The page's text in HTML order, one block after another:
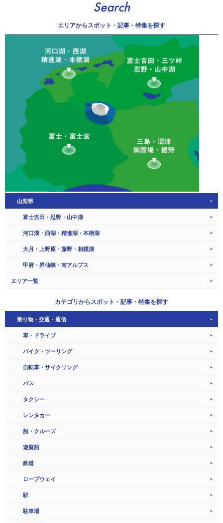
Search
エリアからスポット・記事・特集を探す
山梨県
富士吉田・忍野・山中湖
河口湖・西湖・精進湖・本栖湖
大月・上野原・藤野・相模湖
甲府・昇仙峡・南アルプス
エリア一覧
カテゴリからスポット・記事・特集を探す
乗り物・交通・通信
車・ドライブ
バイク・ツーリング
自転車・サイクリング
バス
タクシー
レンタカー
船・クルーズ
遊覧船
鉄道
ロープウェイ
駅
駐車場